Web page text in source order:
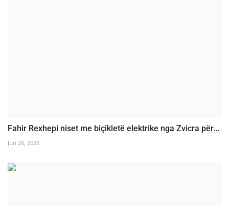
Fahir Rexhepi niset me biçikletë elektrike nga Zvicra për...
Jun 26, 2026